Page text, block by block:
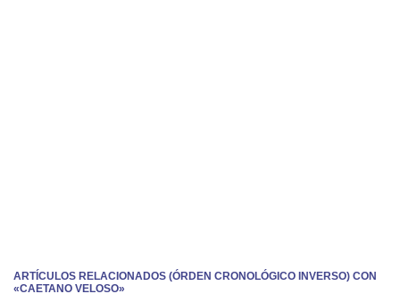
ARTÍCULOS RELACIONADOS (ÓRDEN CRONOLÓGICO INVERSO) CON
«CAETANO VELOSO»